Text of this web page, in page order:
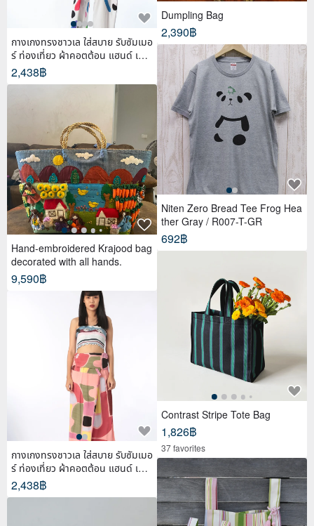
กางเกงทรงชาวเล ใส่สบาย รับซัมเมอ
ร์ ท่องเที่ยว ผ้าคอตต้อน แฮนด์ เพ้น
ท์
2,438฿
Hand-embroidered Krajood bag
decorated with all hands.
9,590฿
กางเกงทรงชาวเล ใส่สบาย รับซัมเมอ
ร์ ท่องเที่ยว ผ้าคอตต้อน แฮนด์ เพ้น
ท์
2,438฿
Dumpling Bag
2,390฿
Niten Zero Bread Tee Frog Hea
ther Gray / R007-T-GR
692฿
Contrast Stripe Tote Bag
1,826฿
37 favorites